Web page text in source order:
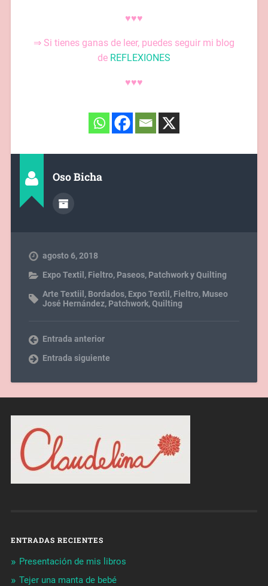
♥♥♥
⇒ Si tienes ganas de leer, puedes seguir mi blog
de REFLEXIONES
♥♥♥
Oso Bicha
agosto 6, 2018
Expo Textil, Fieltro, Paseos, Patchwork y Quilting
Arte Textiil, Bordados, Expo Textil, Fieltro, Museo
José Hernández, Patchwork,Quilting
Entrada anterior
Entrada siguiente
ENTRADAS RECIENTES
Presentación de mis libros
Tejer una manta de bebé